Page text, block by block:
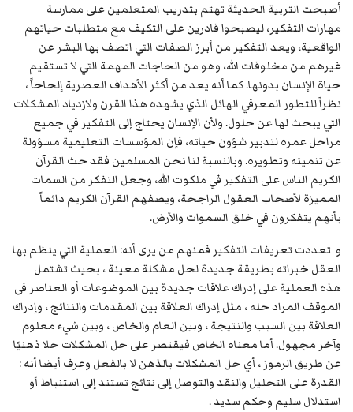
أصبحت التربية الحديثة تهتم بتدريب المتعلمين على ممارسة
مهارات التفكير، ليصبحوا قادرين على التكيف مع متطلبات حياتهم
الواقعية، ويعد التفكير من أبرز الصفات التي اتصف بها البشر عن
غيرهم من مخلوقات الله، وهو من الحاجات المهمة التي لا تستقيم
حياة الإنسان بدونها. كما أنه يعد من أكثر الأهداف العصرية إلحاحاً ،
نظراً للتطور المعرفي الهائل الذي يشهده هذا القرن ولازدياد المشكلات
التي يبحث لها عن حلول. ولأن الإنسان يحتاج إلى التفكير في جميع
مراحل عمره لتدبير شؤون حياته، فإن المؤسسات التعليمية مسؤولة
عن تنميته وتطويره. وبالنسبة لنا نحن المسلمين فقد حث القرآن
الكريم الناس على التفكير في ملكوت الله، وجعل التفكر من السمات
المميزة لأصحاب العقول الراجحة، ويصفهم القرآن الكريم دائماً
بأنهم يتفكرون في خلق السموات والأرض.
و تعددت تعريفات التفكير فمنهم من يرى أنه: العملية التي ينظم بها
العقل خبراته بطريقة جديدة لحل مشكلة معينة ، بحيث تشتمل
هذه العملية على إدراك علاقات جديدة بين الموضوعات أو العناصر فى
الموقف المراد حله ، مثل إدراك العلاقة بين المقدمات والنتائج ، وإدراك
العلاقة بين السبب والنتيجة ، وبين العام والخاص ، وبين شيء معلوم
وآخر مجهول. أما معناه الخاص فيقتصر على حل المشكلات حلا ذهنيًا
عن طريق الرموز ، أي حل المشكلات بالذهن لا بالفعل وعرف أيضا أنه :
القدرة على التحليل والنقد والتوصل إلى نتائج تستند إلى استنباط أو
استدلال سليم وحكم سديد .